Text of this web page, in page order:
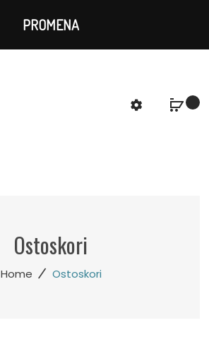
Ostoskori
Home / Ostoskori
PROMENA